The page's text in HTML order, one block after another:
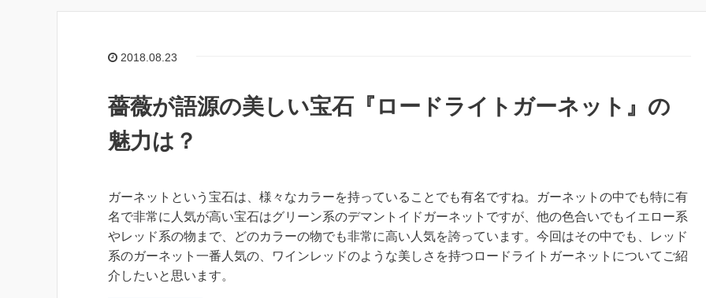
2018.08.23
薔薇が語源の美しい宝石『ロードライトガーネット』の
魅力は？
ガーネットという宝石は、様々なカラーを持っていることでも有名ですね。ガーネットの中でも特に有
名で非常に人気が高い宝石はグリーン系のデマントイドガーネットですが、他の色合いでもイエロー系
やレッド系の物まで、どのカラーの物でも非常に高い人気を誇っています。今回はその中でも、レッド
系のガーネット一番人気の、ワインレッドのような美しさを持つロードライトガーネットについてご紹
介したいと思います。